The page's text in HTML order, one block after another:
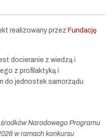
realizowany przez Fundację
docieranie z wiedzą i
z profilaktyką i
do jednostek samorządu
Narodowego Programu
w ramach konkursu